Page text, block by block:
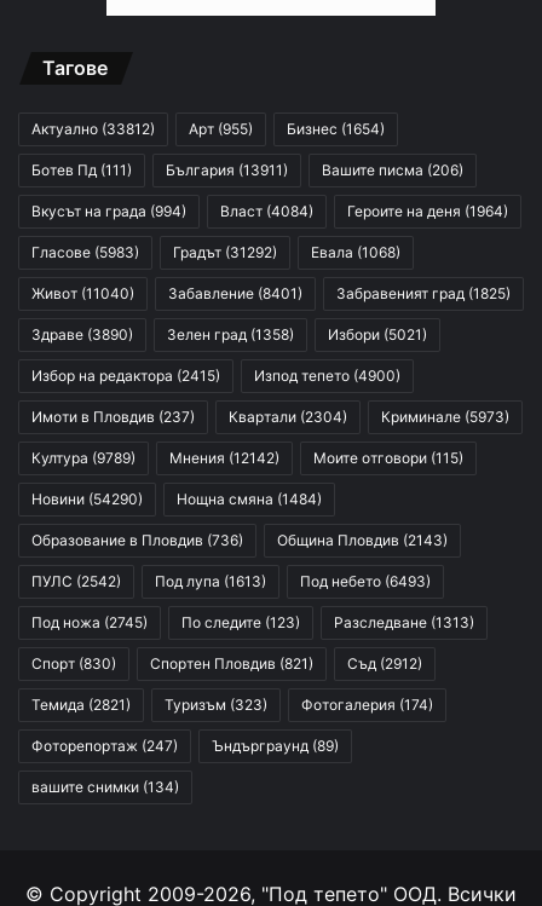
Тагове
Актуално (33812) Арт (955) Бизнес (1654)
Ботев Пд (111) България (13911) Вашите писма (206)
Вкусът на града (994) Власт (4084) Героите на деня (1964)
Гласове (5983) Градът (31292) Евала (1068)
Живот (11040) Забавление (8401) Забравеният град (1825)
Здраве (3890) Зелен град (1358) Избори (5021)
Избор на редактора (2415) Изпод тепето (4900)
Имоти в Пловдив (237) Квартали (2304) Криминале (5973)
Култура (9789) Мнения (12142) Моите отговори (115)
Новини (54290) Нощна смяна (1484)
Образование в Пловдив (736) Община Пловдив (2143)
ПУЛС (2542) Под лупа (1613) Под небето (6493)
Под ножа (2745) По следите (123) Разследване (1313)
Спорт (830) Спортен Пловдив (821) Съд (2912)
Темида (2821) Туризъм (323) Фотогалерия (174)
Фоторепортаж (247) Ъндърграунд (89)
вашите снимки (134)
© Copyright 2009-2026, "Под тепето" ООД. Всички